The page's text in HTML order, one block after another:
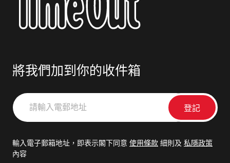
將我們加到你的收件箱
請
輸
郵
輸入電子郵箱地址，即表示閣下同意 使用條款 細則及 私隱政策
內容